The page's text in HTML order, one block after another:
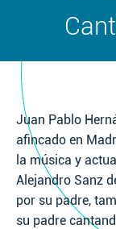
Juan Pablo
afincado en
la música y
Alejandro Sanz
por su padre,
su padre